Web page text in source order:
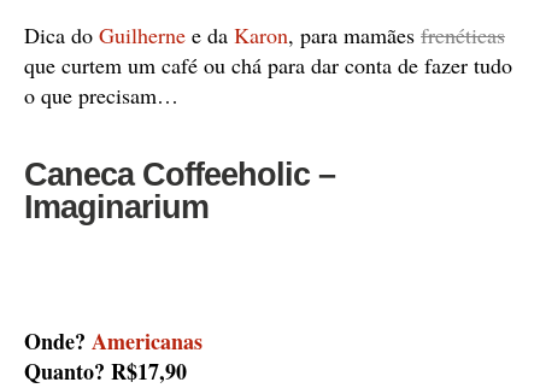
Dica do Guilherne e da Karon, para mamães frenéticas
que curtem um café ou chá para dar conta de fazer tudo
o que precisam…
Caneca Coffeeholic –
Imaginarium
Onde? Americanas
Quanto? R$17,90